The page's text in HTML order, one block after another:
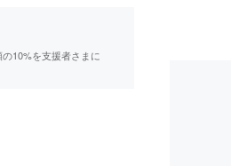
10%を支援者さまに